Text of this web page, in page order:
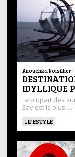
Anouchka Noisillier |
IDYLLIQUE
La plupart des
Bay est la plus …
LIFESTYLE